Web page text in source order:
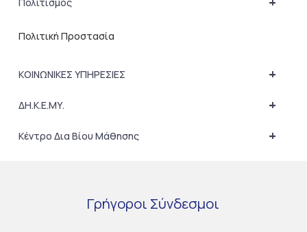
Πολιτική Προστασία
+
ΚΟΙΝΩΝΙΚΕΣ ΥΠΗΡΕΣΙΕΣ
+
ΔΗ.Κ.Ε.ΜΥ.
+
Κέντρο Δια Βίου Μάθησης
Γρήγοροι Σύνδεσμοι